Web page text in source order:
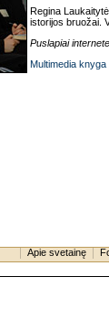
Regina
istorijos bruožai.
Puslapiai
Multimedia knyga
Apie svetainę